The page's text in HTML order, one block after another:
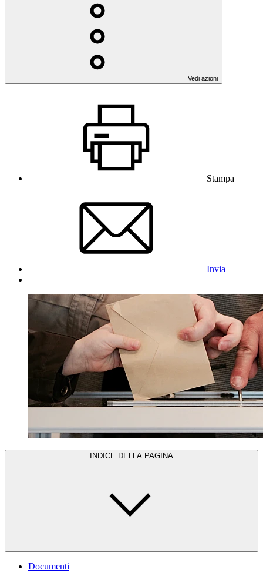
Vedi azioni
Stampa
Invia
INDICE DELLA PAGINA
Documenti